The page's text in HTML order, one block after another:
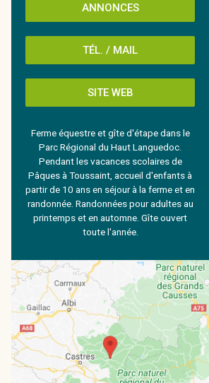
ANNONCES
TÉL. / MAIL
SITE WEB
Ferme équestre et gîte d'étape dans le
Parc Régional du Haut Languedoc.
Pendant les vacances scolaires de
Pâques à Toussaint, accueil d'enfants à
partir de 10 ans en séjour à la ferme et en
randonnée. Randonnées pour adultes au
printemps et en automne. Gîte ouvert
toute l'année.